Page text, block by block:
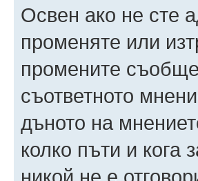
Освен ако не сте
променяте или
промените
съответното
дъното на
колко пъти и кога
никой не е